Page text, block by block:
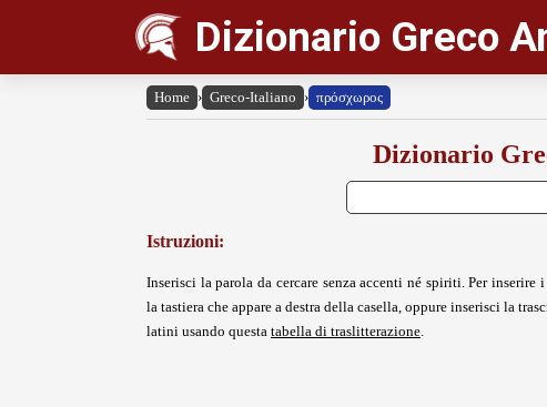
Dizionario Greco
Home › Greco-Italiano › πρόσχωρος
Dizionario
Istruzioni:
Inserisci la parola da cercare senza accenti né spiriti. Per inserire
la tastiera che appare a destra della casella, oppure inserisci la
latini usando questa tabella di traslitterazione.